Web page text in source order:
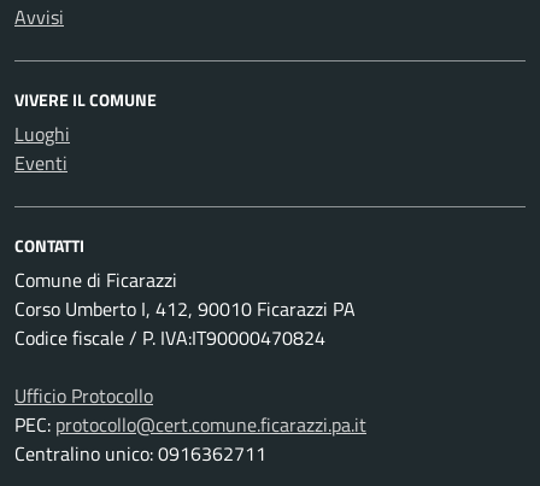
Avvisi
VIVERE IL COMUNE
Luoghi
Eventi
CONTATTI
Comune di Ficarazzi
Corso Umberto I, 412, 90010 Ficarazzi PA
Codice fiscale / P. IVA:IT90000470824
Ufficio Protocollo
PEC: protocollo@cert.comune.ficarazzi.pa.it
Centralino unico: 0916362711